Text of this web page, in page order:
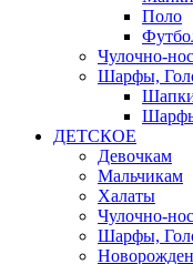
Поло
Чулочно-
Шарфы,
ДЕТСКОЕ
Девочкам
Мальчикам
Халаты
Чулочно-
Шарфы,